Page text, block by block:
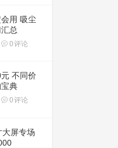
用 吸尘
总
0评论
不同价
典
0评论
屏专场